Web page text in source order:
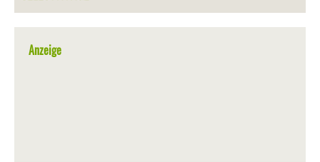
Anzeige